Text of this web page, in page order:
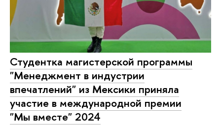
Студентка магистерской программы
"Менеджмент в индустрии
впечатлений" из Мексики приняла
участие в международной премии
"Мы вместе" 2024